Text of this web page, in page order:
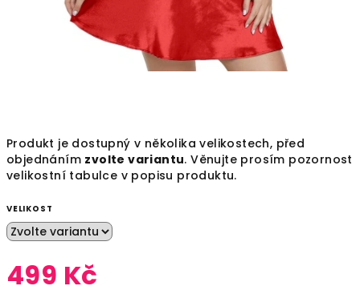
Produkt je dostupný v několika velikostech, před
objednáním zvolte variantu. Věnujte prosím pozornost
velikostní tabulce v popisu produktu.
VELIKOST
499 Kč